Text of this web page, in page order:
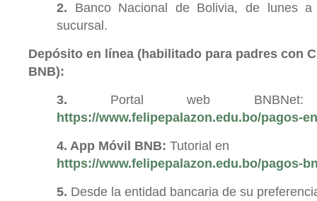
2. Banco Nacional de Bolivia, de lunes a
sucursal.
Depósito en línea (habilitado para padres con
BNB):
3. Portal web
https://www.felipepalazon.edu.bo/pagos-
4. App Móvil BNB: Tutorial en
https://www.felipepalazon.edu.bo/pagos-
5. Desde la entidad bancaria de su